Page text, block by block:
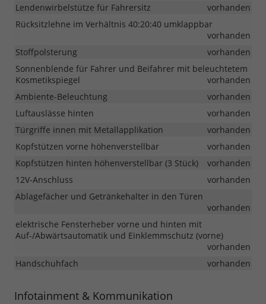
Lendenwirbelstütze für Fahrersitz
vorhanden
Rücksitzlehne im Verhältnis 40:20:40 umklappbar
vorhanden
Stoffpolsterung
vorhanden
Sonnenblende für Fahrer und Beifahrer mit beleuchtetem
Kosmetikspiegel
vorhanden
Ambiente-Beleuchtung
vorhanden
Luftauslässe hinten
vorhanden
Türgriffe innen mit Metallapplikation
vorhanden
Kopfstützen vorne höhenverstellbar
vorhanden
Kopfstützen hinten höhenverstellbar (3 Stück)
vorhanden
12V-Anschluss
vorhanden
Ablagefächer und Getränkehalter in den Türen
vorhanden
elektrische Fensterheber vorne und hinten mit
Auf-/Abwärtsautomatik und Einklemmschutz (vorne)
vorhanden
Handschuhfach
vorhanden
Infotainment & Kommunikation